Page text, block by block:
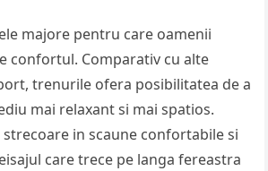
majore pentru care oamenii
confortul. Comparativ cu alte
trenurile ofera posibilitatea de a
mai relaxant si mai spatios.
in scaune confortabile si
care trece pe langa fereastra